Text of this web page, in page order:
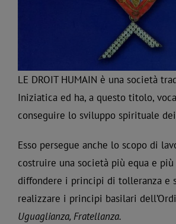
LE DROIT HUMAIN è una società
Iniziatica ed ha, a questo titolo,
conseguire lo sviluppo spirituale
Esso persegue anche lo scopo di
costruire una società più equa e più
diffondere i principi di tolleranza e
realizzare i principi basilari
Uguaglianza, Fratellanza.